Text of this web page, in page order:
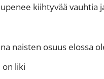
kiihtyvää vauhtia
naisten osuus elossa
on liki